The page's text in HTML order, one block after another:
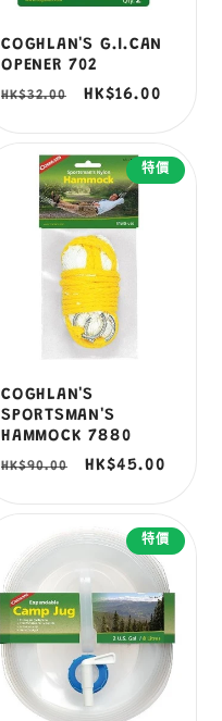
COGHLAN'S G.I.CAN
OPENER 702
定
HK$32.00
售
HK$16.00
特價
COGHLAN'S
SPORTSMAN'S
HAMMOCK 7880
定
HK$90.00
售
HK$45.00
特價